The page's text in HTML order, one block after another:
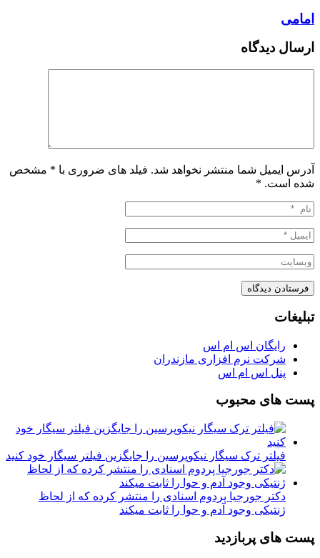
امامی
ارسال دیدگاه
آدرس ایمیل شما منتشر نخواهد شد. فیلد های ضروری با * مشخص
شده است. *
تبلیغات
رایگان اس ام اس
شرکت نرم افزاری مازندران
پنل اس ام اس
پست های محبوب
فیلتر ترک سیگار نیکوپرسین را جایگزین فیلتر سیگار خود کنید
دکتر جورجیا پردوم اسنادی را منتشر کرده که از لحاظ
ژنتیکی وجود آدم و حوا را ثابت میکند
پست های پربازدید